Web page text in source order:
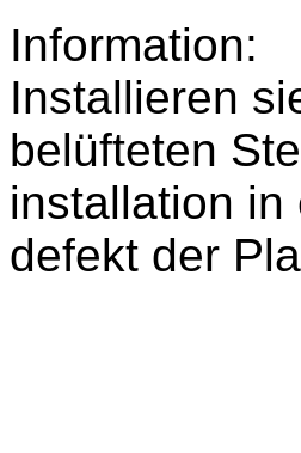
Information:
Installieren
belüfteten
installation in
defekt der